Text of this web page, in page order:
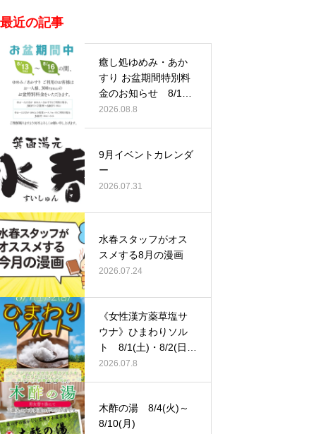
最近の記事
癒し処ゆめみ・あか
すり お盆期間特別料
金のお知らせ 8/13
(木)…
2026.08.8
9月イベントカレンダ
ー
2026.07.31
水春スタッフがオス
スメする8月の漫画
2026.07.24
《女性漢方薬草塩サ
ウナ》ひまわりソル
ト 8/1(土)・8/2(日)
…
2026.07.8
木酢の湯 8/4(火)～
8/10(月)